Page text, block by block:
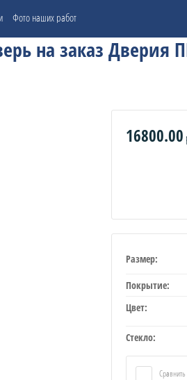
Фото наших работ
на заказ Дверия
16800.00
Размер:
Покрытие:
Цвет:
Стекло:
Сравнить